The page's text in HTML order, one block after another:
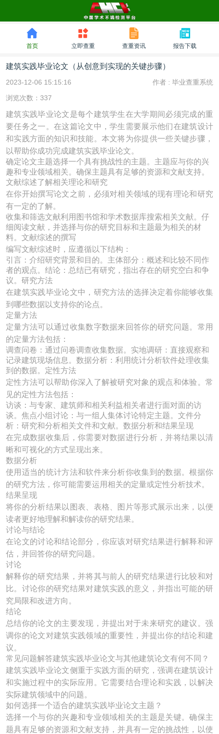
首页 立即查重 查重资讯 报告下载
建筑实践毕业论文（从创意到实现的关键步骤）
2023-12-06 15:15:16 作者 : 毕业查重系统
浏览次数：337
建筑实践毕业论文是每个建筑学生在大学期间必须完成的重
要任务之一。在这篇论文中，学生需要展示他们在建筑设计
和实践方面的知识和技能。本文将为你提供一些关键步骤，
以帮助你成功完成建筑实践毕业论文。
确定论文主题选择一个具有挑战性的主题。主题应与你的兴
趣和专业领域相关。确保主题具有足够的资源和文献支持。
文献综述了解相关理论和研究
在你开始撰写论文之前，必须对相关领域的现有理论和研究
有一定的了解。
收集和筛选文献利用图书馆和学术数据库搜索相关文献。仔
细阅读文献，并选择与你的研究目标和主题最为相关的材
料。文献综述的撰写
编写文献综述时，应遵循以下结构：
引言：介绍研究背景和目的。主体部分：概述和比较不同作
者的观点。结论：总结已有研究，指出存在的研究空白和争
议。研究方法
在建筑实践毕业论文中，研究方法的选择决定着你能够收集
到哪些数据以支持你的论点。
定量方法
定量方法可以通过收集数字数据来回答你的研究问题。常用
的定量方法包括：
调查问卷：通过问卷调查收集数据。实地调研：直接观察和
记录建筑现场信息。数据分析：利用统计分析软件处理收集
到的数据。定性方法
定性方法可以帮助你深入了解被研究对象的观点和体验。常
见的定性方法包括：
访谈：与专家、建筑师和相关利益相关者进行面对面的访
谈。焦点小组讨论：与一组人集体讨论特定主题。文件分
析：研究和分析相关文件和文献。数据分析和结果呈现
在完成数据收集后，你需要对数据进行分析，并将结果以清
晰和可视化的方式呈现出来。
数据分析
使用适当的统计方法和软件来分析你收集到的数据。根据你
的研究方法，你可能需要运用相关的定量或定性分析技术。
结果呈现
将你的分析结果以图表、表格、图片等形式展示出来，以便
读者更好地理解和解读你的研究结果。
讨论与结论
在论文的讨论和结论部分，你应该对研究结果进行解释和评
估，并回答你的研究问题。
讨论
解释你的研究结果，并将其与前人的研究结果进行比较和对
比。讨论你的研究结果对建筑实践的意义，并指出可能的研
究局限和改进方向。
结论
总结你的论文的主要发现，并提出对于未来研究的建议。强
调你的论文对建筑实践领域的重要性，并提出你的结论和建
议。
常见问题解答建筑实践毕业论文与其他建筑论文有何不同？
建筑实践毕业论文侧重于实践方面的研究，强调在建筑设计
和实施过程中的实际应用。它需要结合理论和实践，以解决
实际建筑领域中的问题。
如何选择一个适合的建筑实践毕业论文主题？
选择一个与你的兴趣和专业领域相关的主题是关键。确保主
题具有足够的资源和文献支持，并具有一定的挑战性，以使